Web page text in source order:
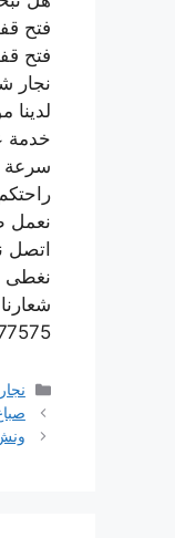
فتح
فتح
نجار شاطر في
لدينا
خدمة
سرعة
نعمل
اتصل
نغطى
صباغ رخيص
ونش